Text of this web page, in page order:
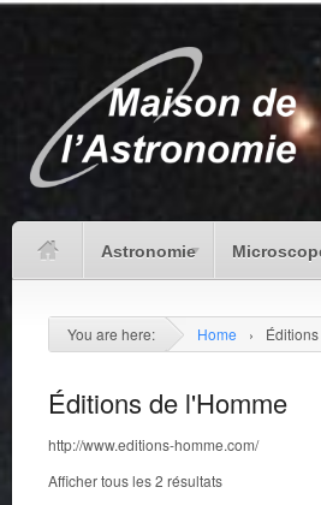
Astronomie
You are here: Home ›
Éditions de l'Homme
http://www.editions-homme.com/
Afficher tous les 2 résultats